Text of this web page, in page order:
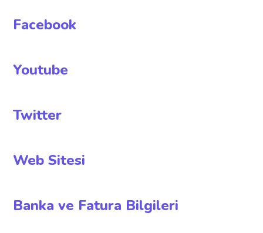
Facebook
Youtube
Twitter
Web Sitesi
Banka ve Fatura Bilgileri